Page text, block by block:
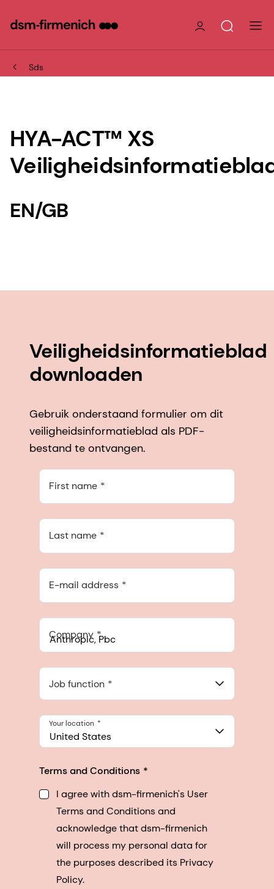
Sds
HYA-ACT™ XS
EN/GB
Veiligheidsinformatieblad
downloaden
Gebruik onderstaand formulier om dit
veiligheidsinformatieblad als PDF-
bestand te ontvangen.
First name
Last name
E-mail address
Company
548 Market St Pmb 90375, San Francisco, California, US
Job function
United States
Your location
Terms and Conditions
I agree with dsm-firmenich's User
Terms and Conditions and
acknowledge that dsm-firmenich
will process my personal data for
the purposes described its Privacy
Policy.